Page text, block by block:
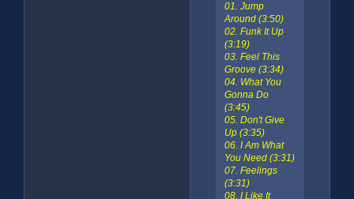
01. Jump
Around (3:50)
02. Funk It Up
(3:19)
03. Feel This
Groove (3:34)
04. What You
Gonna Do
(3:45)
05. Don't Give
Up (3:35)
06. I Am What
You Need (3:31)
07. Feelings
(3:31)
08. I Like It